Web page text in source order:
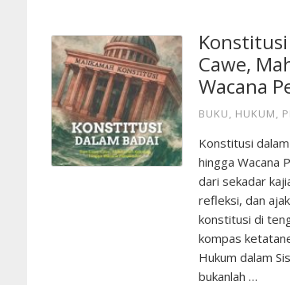
Cawe,
Wacana
BUKU, HUKUM,
Konstitusi
hingga Wacana
dari sekadar
refleksi, dan
konstitusi di
kompas
Hukum dalam
bukanlah …